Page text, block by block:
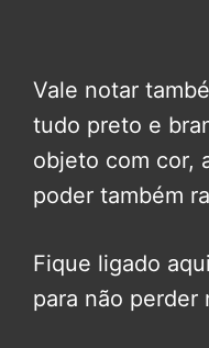
Vale notar
tudo preto e
objeto com cor,
poder também
Fique ligado
para não perder